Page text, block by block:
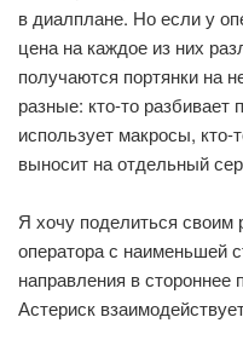
в диалплане. Но если у
цена на каждое из них
получаются портянки на
разные: кто-то
использует макросы,
выносит на отдельный
Я хочу поделиться
оператора с наименьшей
направления в
Астериск